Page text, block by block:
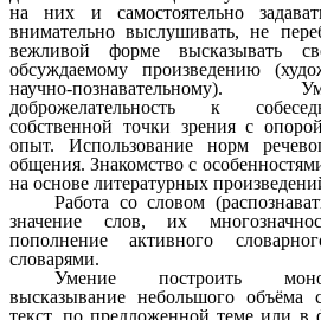
на них и самостоятельно
внимательно выслушивать, не
вежливой форме высказывать
обсуждаемому произведению
научно-познавательному).
доброжелательность к
собственной точки зрения с
опыт. Использование норм
общения. Знакомство с
на основе литературных
Работа со словом
значение слов, их
пополнение активного
словарями.
Умение построить
высказывание небольшого объёма
текст, по предложенной теме или в